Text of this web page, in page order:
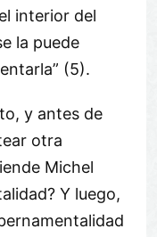
interior del
la puede
(5).
y antes de
otra
Michel
Y luego,